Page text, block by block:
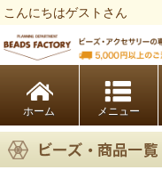
こんにちはゲストさん
ホーム